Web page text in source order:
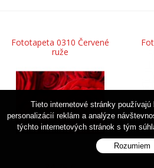
Fototapeta 0310 Červené
ruže
Tieto internetové stránky
personalizácií reklám a analýze
týchto internetových stránok s tým
Rozumiem